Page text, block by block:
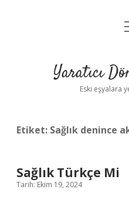
Yaratıcı
Eski eşyalara
Etiket: Sağlık denince
Sağlık Türkçe Mi
Tarih: Ekim 19, 2024